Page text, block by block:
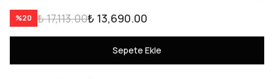
%20 ₺ 17,113.00₺ 13,690.00
Sepete Ekle